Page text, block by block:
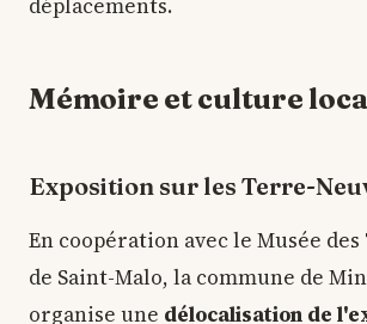
déplacements.
Mémoire et culture
Exposition sur les Terre-
En coopération avec le Musée
de Saint-Malo, la commune de
organise une délocalisation de